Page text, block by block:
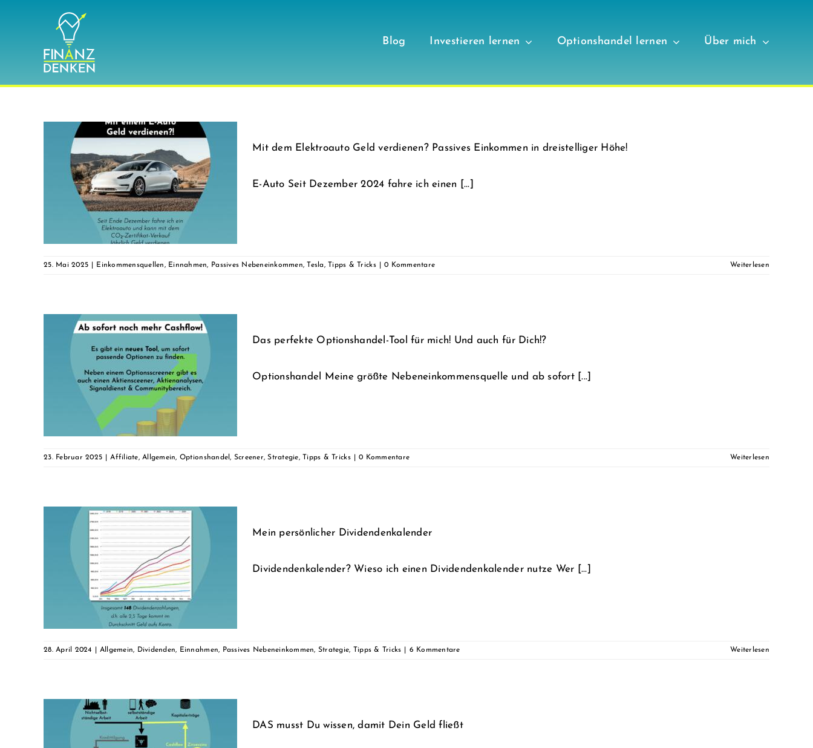
Blog Investieren lernen Optionshandel lernen Über mich
Mit dem Elektroauto Geld verdienen? Passives Einkommen in dreistelliger Höhe!
E-Auto Seit Dezember 2024 fahre ich einen [...]
25. Mai 2025 Einkommensquellen, Einnahmen, Passives Nebeneinkommen,Tesla,Tipps & Tricks 0 Kommentare Weiterlesen
Das perfekte Optionshandel-Tool für mich! Und auch für Dich!?
Optionshandel Meine größte Nebeneinkommensquelle und ab sofort [...]
23. Februar 2025 Affiliate,Allgemein, Optionshandel, Screener,Strategie,Tipps & Tricks 0 Kommentare Weiterlesen
Mein persönlicher Dividendenkalender
Dividendenkalender? Wieso ich einen Dividendenkalender nutze Wer [...]
28. April 2024 Allgemein, Dividenden, Einnahmen, Passives Nebeneinkommen, Strategie, Tipps & Tricks 6 Kommentare Weiterlesen
DAS musst Du wissen, damit Dein Geld fließt